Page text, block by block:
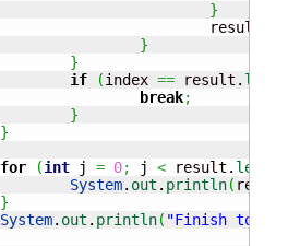
}
					result
}
}
if
(index == result. length
break;
}
}
for
(int j = 0; j < result. length
System. out . println( result
}
System. out . println( "Finish to